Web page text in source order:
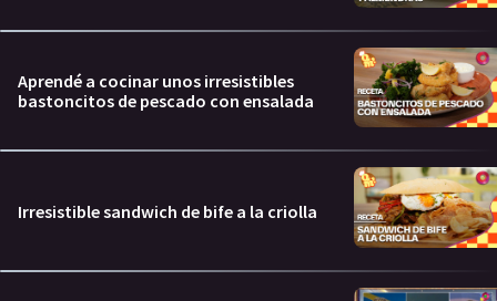
Aprendé a cocinar unos irresistibles
bastoncitos de pescado con ensalada
Irresistible sandwich de bife a la criolla